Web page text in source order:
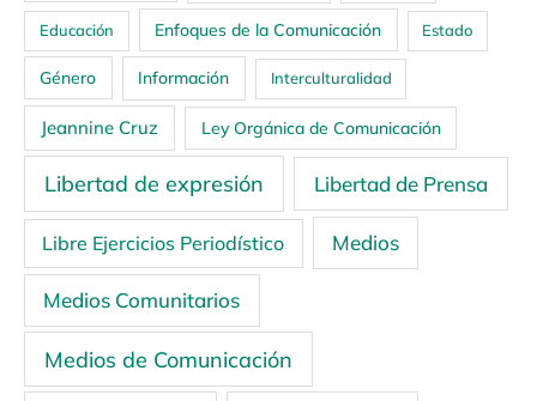
Educación Enfoques de la Comunicación Estado
Género Información Interculturalidad
Jeannine Cruz Ley Orgánica de Comunicación
Libertad de expresión Libertad de Prensa
Libre Ejercicios Periodístico Medios
Medios Comunitarios
Medios de Comunicación